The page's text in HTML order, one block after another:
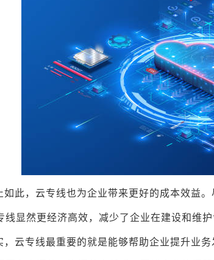
如此，云专线也为企业带来更好的成本效益
线显然更经济高效，减少了企业在建设和维
，云专线最重要的就是能够帮助企业提升业